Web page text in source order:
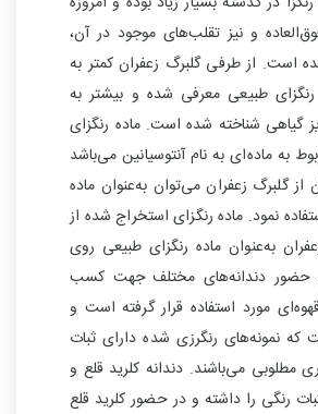
و نیز تقلب‌های موجود در آن،
است. از طرفی گلبرگ زعفران کمتر به
طبیعی معرفی شده و بیشتر به
گیاهی شناخته شده است. ماده رنگزای
به ماده‌ای به نام آنتوسیانین می‌باشد
از گلبرگ زعفران می‌توان به‌عنوان ماده
نمود. ماده رنگزای استخراج شده از
به‌عنوان ماده رنگزای طبیعی روی
حضور دندانه‌های مختلف جهت کسب
مورد استفاده قرار گرفته است و
نمونه‌های رنگرزی شده دارای ثبات
می‌باشند. دندانه کلرید قلع و
رنگی را داشته و در حضور کلرید قلع